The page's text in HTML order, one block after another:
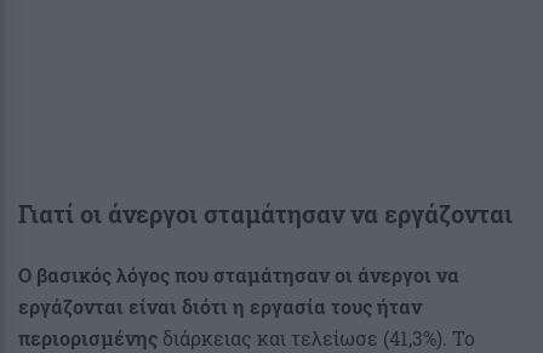
Γιατί οι άνεργοι σταμάτησαν να εργάζονται
Ο βασικός λόγος που σταμάτησαν οι άνεργοι να
εργάζονται είναι διότι η εργασία τους ήταν
περιορισμένης διάρκειας και τελείωσε (41,3%). Το